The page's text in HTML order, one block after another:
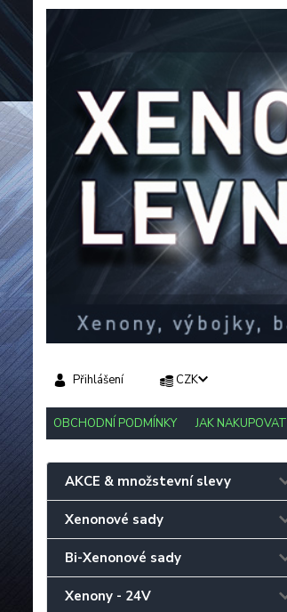
OBCHODNÍ PODMÍNKY JAK NAKUPOVAT
CZK
Přihlášení
AKCE & množstevní slevy
Xenonové sady
Bi-Xenonové sady
Xenony - 24V